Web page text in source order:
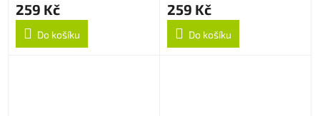
259 Kč
Do košíku
259 Kč
Do košíku